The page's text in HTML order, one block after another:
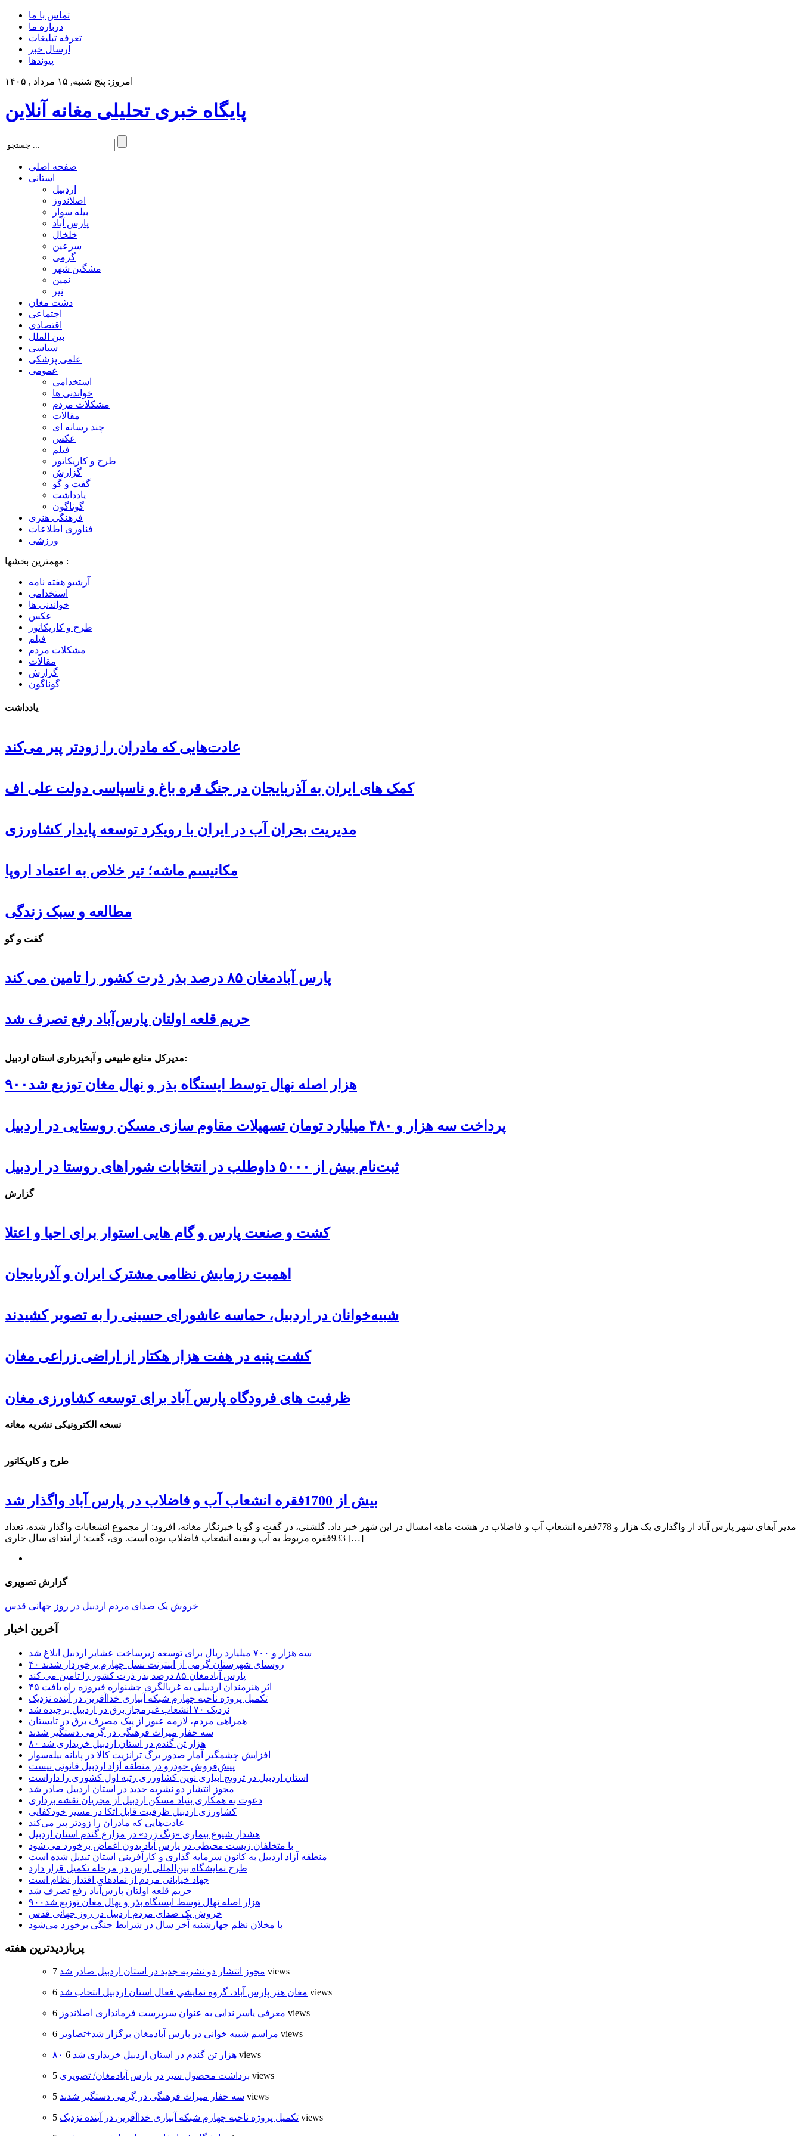
تماس با ما
درباره ما
تعرفه تبلیغات
ارسال خبر
پیوندها
امروز: پنج شنبه, ۱۵ مرداد , ۱۴۰۵
پایگاه خبری تحلیلی مغانه آنلاین
صفحه اصلی
استانی
اردبیل
اصلاندوز
بیله سوار
پارس آباد
خلخال
سرعین
گرمی
مشگین شهر
نمین
نیر
دشت مغان
اجتماعی
اقتصادی
بین الملل
سیاسی
علمی پزشکی
عمومی
استخدامی
خواندنی ها
مشکلات مردم
مقالات
چند رسانه ای
عکس
فیلم
طرح و کاریکاتور
گزارش
گفت و گو
یادداشت
گوناگون
فرهنگی هنری
فناوری اطلاعات
ورزشی
مهمترین بخشها :
آرشیو هفته نامه
استخدامی
خواندنی ها
عکس
طرح و کاریکاتور
فیلم
مشکلات مردم
مقالات
گزارش
گوناگون
یادداشت
عادت‌هایی که مادران را زودتر پیر می‌کند
کمک های ایران به آذربایجان در جنگ قره باغ و ناسپاسی دولت علی اف
مدیریت بحران آب در ایران با رویکرد توسعه پایدار کشاورزی
مکانیسم ماشه؛ تیر خلاص به اعتماد اروپا
مطالعه و سبک زندگی
گفت و گو
پارس آبادمغان ۸۵ درصد بذر ذرت کشور را تامین می کند
حریم قلعه اولتان پارس‌آباد رفع تصرف شد
مدیرکل منابع طبیعی و آبخیزداری استان اردبیل:
۹۰۰هزار اصله نهال توسط ایستگاه بذر و نهال مغان توزیع شد
پرداخت سه هزار و ۴۸۰ میلیارد تومان تسهیلات مقاوم سازی مسکن روستایی در اردبیل
ثبت‌نام بیش از ۵۰۰۰ داوطلب در انتخابات شوراهای روستا در اردبیل
گزارش
کشت و صنعت پارس و گام هایی استوار برای احیا و اعتلا
اهمیت رزمایش نظامی مشترک ایران و آذربایجان
شبیه‌خوانان در اردبیل، حماسه عاشورای حسینی را به تصویر کشیدند
کشت پنبه در هفت هزار هکتار از اراضی زراعی مغان
ظرفیت های فرودگاه پارس آباد برای توسعه کشاورزی مغان
نسخه الکترونیکی نشریه مغانه
طرح و کاریکاتور
بیش از 1700فقره انشعاب آب و فاضلاب در پارس آباد واگذار شد
مدیر آبفای شهر پارس آباد از واگذاری یک هزار و 778فقره انشعاب آب و فاضلاب در هشت ماهه امسال در این شهر خبر داد. گلشنی، در گفت و گو با خبرنگار مغانه، افزود: از مجموع انشعابات واگذار شده، تعداد
933فقره مربوط به آب و بقیه انشعاب فاضلاب بوده است. وی، گفت: از ابتدای سال جاری […]
گزارش تصویری
خروش یک صدای مردم اردبیل در روز جهانی قدس
آخرین اخبار
سه هزار و ۷۰۰ میلیارد ریال برای توسعه زیرساخت عشایر اردبیل ابلاغ شد
۴۰ روستای شهرستان گِرمی از اینترنت نسل چهارم برخوردار شدند
پارس آبادمغان ۸۵ درصد بذر ذرت کشور را تامین می کند
۴۵ اثر هنرمندان اردبیلی به غربالگری جشنواره فیروزه راه یافت
تکمیل پروژه ناحیه چهارم شبکه آبیاری خداآفرین در آینده نزدیک
نزدیک ۷۰ انشعاب غیرمجاز برق در اردبیل برچیده شد
همراهی مردم، لازمه عبور از پیک مصرف برق در تابستان
سه حفار میراث فرهنگی در گِرمی دستگیر شدند
۸۰ هزار تن گندم در استان اردبیل خریداری شد
افزایش چشمگیر آمار صدور برگ ترانزیت کالا در پایانه بیله‌سوار
پیش‌فروش خودرو در منطقه آزاد اردبیل قانونی نیست
استان اردبیل در ترویج آبیاری نوین کشاورزی رتبه اول کشوری را داراست
مجوز انتشار دو نشریه جدید در استان اردبیل صادر شد
دعوت به همکاری بنیاد مسکن اردبیل از مجریان نقشه برداری
کشاورزی اردبیل ظرفیت قابل اتکا در مسیر خودکفایی
عادت‌هایی که مادران را زودتر پیر می‌کند
هشدار شیوع بیماری «زنگ زرد» در مزارع گندم استان اردبیل
با متخلفان زیست محیطی در پارس آباد بدون اغماض برخورد می شود
منطقه آزاد اردبیل به کانون سرمایه گذاری و کارآفرینی استان تبدیل شده است
طرح نمایشگاه بین‌المللی ارس در مرحله تکمیل قرار دارد
جهاد خیابانی مردم از نمادهای اقتدار نظام است
حریم قلعه اولتان پارس‌آباد رفع تصرف شد
۹۰۰هزار اصله نهال توسط ایستگاه بذر و نهال مغان توزیع شد
خروش یک صدای مردم اردبیل در روز جهانی قدس
با مخلان نظم چهارشنبه‌ آخر سال در شرایط جنگی برخورد می‌شود
پربازدیدترین هفته
مجوز انتشار دو نشریه جدید در استان اردبیل صادر شد 7 views
مغان هنر پارس آباد، گروه نمايشي فعال استان اردبيل انتخاب شد 6 views
معرفی یاسر ندایی به عنوان سرپرست فرمانداری اصلاندوز 6 views
مراسم شبیه خوانی در پارس آبادمغان برگزار شد+تصاویر 6 views
۸۰ هزار تن گندم در استان اردبیل خریداری شد 6 views
برداشت محصول سیر در پارس آبادمغان/ تصویری 5 views
سه حفار میراث فرهنگی در گِرمی دستگیر شدند 5 views
تکمیل پروژه ناحیه چهارم شبکه آبیاری خداآفرین در آینده نزدیک 5 views